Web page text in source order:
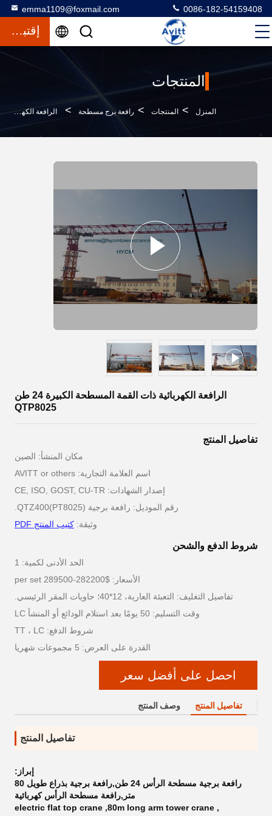
emma1109@foxmail.com 0086-182-54159408
إقتباس
المنتجات
المنزل > المنتجات > رافعة برج مسطحة > الرافعة الكهربائية ذات القمة المسطحة الكبيرة 24 طن QTP8025
الرافعة الكهربائية ذات القمة المسطحة الكبيرة 24 طن
QTP8025
تفاصيل المنتج
مكان المنشأ: الصين
اسم العلامة التجارية: AVITT or others
إصدار الشهادات: CE, ISO, GOST, CU-TR
رقم الموديل: رافعة برجية QTZ400(PT8025).
وثيقة: كتيب المنتج PDF
شروط الدفع والشحن
الحد الأدنى لكمية: 1
الأسعار: $282200-289500 per set
تفاصيل التغليف: التعبئة العارية، 12*40؛ حاويات المقر الرئيسي.
وقت التسليم: 50 يومًا بعد استلام الودائع أو المنشأ LC
شروط الدفع: TT ، LC
القدرة على العرض: 5 مجموعات شهريا
احصل على أفضل سعر
تفاصيل المنتج وصف المنتج
تفاصيل المنتج
إبراز:
رافعة برجية مسطحة الرأس 24 طن,رافعة برجية بذراع طويل 80
متر,رافعة مسطحة الرأس كهربائية
,
80m long arm tower crane
,
electric flat top crane